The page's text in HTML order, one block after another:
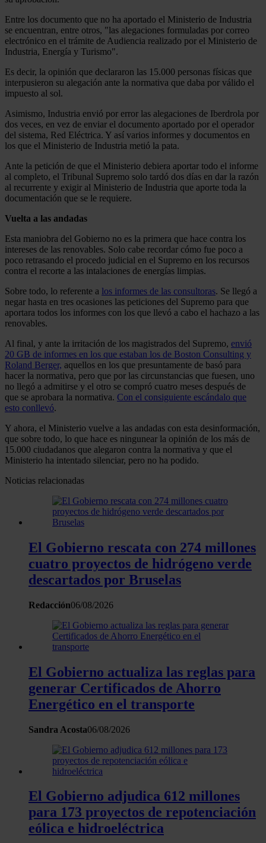
Entre los documento que no ha aportado el Ministerio de Industria
se encuentran, entre otros, "las alegaciones formuladas por correo
electrónico en el trámite de Audiencia realizado por el Ministerio de
Industria, Energía y Turismo".
Es decir, la opinión que declararon las 15.000 personas físicas que
interpusieron su alegación ante la normativa que daba por válido el
impuesto al sol.
Asimismo, Industria envió por error las alegaciones de Iberdrola por
dos veces, en vez de enviar el documento aportado por el operador
del sistema, Red Eléctrica. Y así varios informes y documentos en
los que el Ministerio de Industria metió la pata.
Ante la petición de que el Ministerio debiera aportar todo el informe
al completo, el Tribunal Supremo solo tardó dos días en dar la razón
al recurrente y exigir al Ministerio de Industria que aporte toda la
documentación que se le requiere.
Vuelta a las andadas
Esta maniobra del Gobierno no es la primera que hace contra los
intereses de las renovables. Solo cabe recordar cómo fue poco a
poco retrasando el procedo judicial en el Supremo en los recursos
contra el recorte a las intalaciones de energías limpias.
Sobre todo, lo referente a los informes de las consultoras. Se llegó a
negar hasta en tres ocasiones las peticiones del Supremo para que
aportara todos los informes con los que llevó a cabo el hachazo a las
renovables.
Al final, y ante la irritación de los magistrados del Supremo, envió
20 GB de informes en los que estaban los de Boston Consulting y
Roland Berger, aquellos en los que presuntamente de basó para
hacer la normativa, pero que por las circunstancias que fuesen, uno
no llegó a admitirse y el otro se compró cuatro meses después de
que se aprobara la normativa. Con el consiguiente escándalo que
esto conllevó.
Y ahora, el Ministerio vuelve a las andadas con esta desinformación,
que sobre todo, lo que hace es ningunear la opinión de los más de
15.000 ciudadanos que alegaron contra la normativa y que el
Ministerio ha intentado silenciar, pero no ha podido.
Noticias relacionadas
El Gobierno rescata con 274 millones
cuatro proyectos de hidrógeno verde
descartados por Bruselas
Redacción06/08/2026
El Gobierno actualiza las reglas para
generar Certificados de Ahorro
Energético en el transporte
Sandra Acosta06/08/2026
El Gobierno adjudica 612 millones
para 173 proyectos de repotenciación
eólica e hidroeléctrica